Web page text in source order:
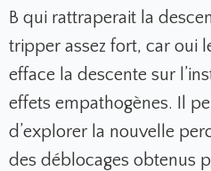
B qui rattraperait la
tripper assez fort, car oui
efface la descente sur
effets empathogènes. Il
d’explorer la nouvelle
des déblocages obtenus